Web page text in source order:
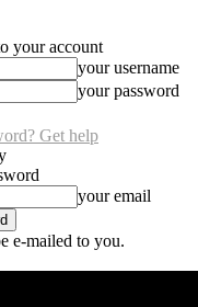
your account
your username
your password
Get help
your email
e-mailed to you.